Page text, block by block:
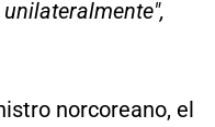
norcoreano, el